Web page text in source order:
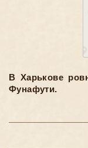
В Харькове
Фунафути.